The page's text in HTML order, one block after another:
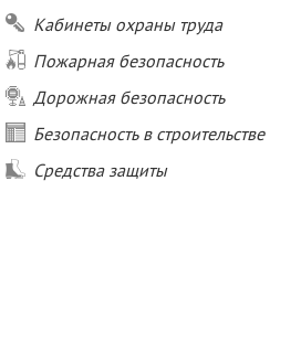
Кабинеты охраны труда
Пожарная безопасность
Дорожная безопасность
Безопасность в строительстве
Средства защиты